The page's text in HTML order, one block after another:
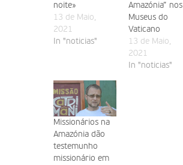
noite»
13 de Maio,
2021
In "noticias"
Amazónia” nos
Museus do
Vaticano
13 de Maio,
2021
In "noticias"
Missionários na
Amazónia dão
testemunho
missionário em